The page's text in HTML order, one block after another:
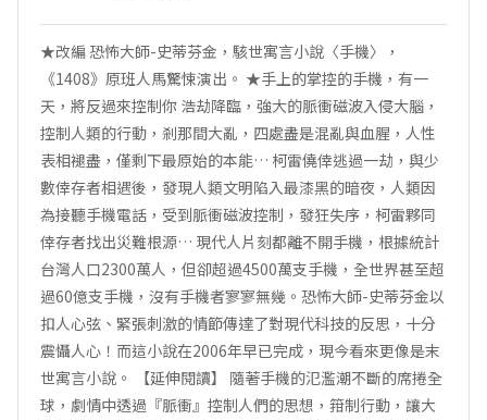
★改編 恐怖大師-史蒂芬金，駭世寓言小說〈手機〉，
《1408》原班人馬驚悚演出。 ★手上的掌控的手機，有一
天，將反過來控制你 浩劫降臨，強大的脈衝磁波入侵大腦，
控制人類的行動，剎那間大亂，四處盡是混亂與血腥，人性
表相褪盡，僅剩下最原始的本能… 柯雷僥倖逃過一劫，與少
數倖存者相遇後，發現人類文明陷入最漆黑的暗夜，人類因
為接聽手機電話，受到脈衝磁波控制，發狂失序，柯雷夥同
倖存者找出災難根源… 現代人片刻都離不開手機，根據統計
台灣人口2300萬人，但卻超過4500萬支手機，全世界甚至超
過60億支手機，沒有手機者寥寥無幾。恐怖大師-史蒂芬金以
扣人心弦、緊張刺激的情節傳達了對現代科技的反思，十分
震懾人心！而這小說在2006年早已完成，現今看來更像是末
世寓言小說。 【延伸閱讀】 隨著手機的氾濫潮不斷的席捲全
球，劇情中透過『脈衝』控制人們的思想，箝制行動，讓大